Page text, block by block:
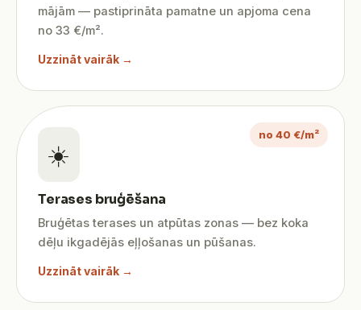
mājām — pastiprināta pamatne un apjoma cena
no 33 €/m².
Uzzināt vairāk →
no 40 €/m²
☀️
Terases bruģēšana
Bruģētas terases un atpūtas zonas — bez koka
dēļu ikgadējās eļļošanas un pūšanas.
Uzzināt vairāk →